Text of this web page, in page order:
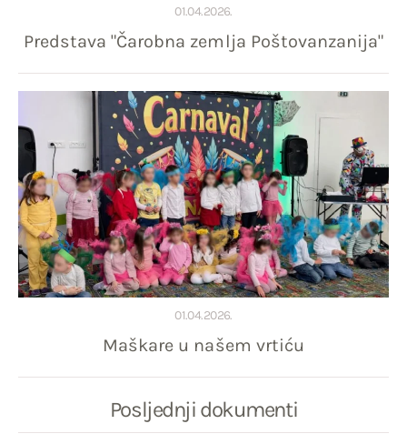
01.04.2026.
Predstava "Čarobna zemlja Poštovanzanija"
01.04.2026.
Maškare u našem vrtiću
Posljednji dokumenti